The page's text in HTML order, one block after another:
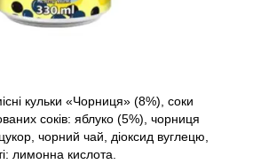
кульки «Чорниця» (8%), соки
соків: яблуко (5%), чорниця
чорний чай, діоксид вуглецю,
лимонна кислота.